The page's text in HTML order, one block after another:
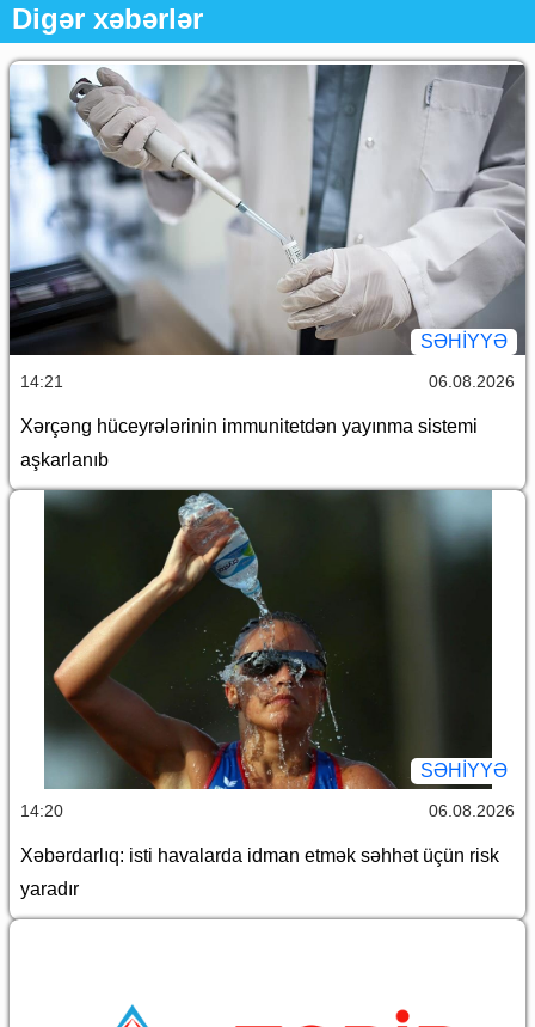
Digər xəbərlər
SƏHIYYƏ
14:21 06.08.2026
Xərçəng hüceyrələrinin immunitetdən yayınma sistemi
aşkarlanıb
SƏHIYYƏ
14:20 06.08.2026
Xəbərdarlıq: isti havalarda idman etmək səhhət üçün risk
yaradır